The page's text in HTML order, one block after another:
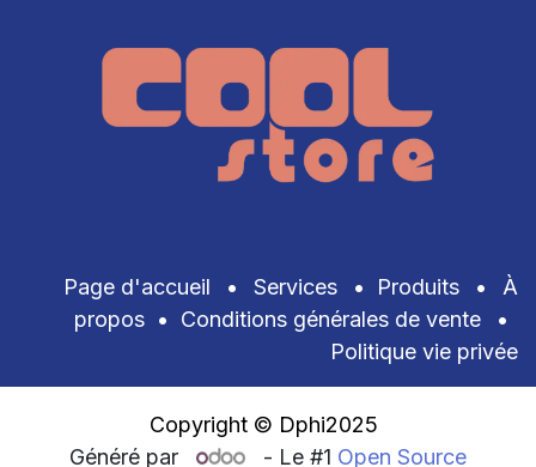
Page d'accueil • Services • Produits •
À
propos • Conditions générales de vente
•
Politique vie privée
Copyright © Dphi2025
Généré par
- Le #1 Open Source